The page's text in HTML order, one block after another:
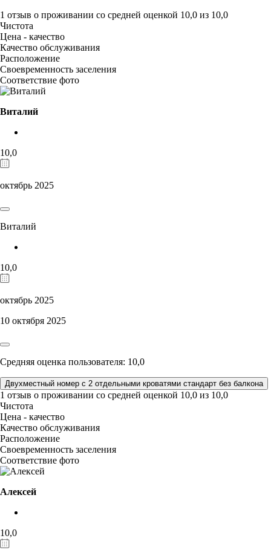
1 отзыв о проживании со средней оценкой 10,0 из 10,0
Чистота
Цена - качество
Качество обслуживания
Расположение
Своевременность заселения
Соответствие фото
Виталий
10,0
октябрь 2025
Виталий
10,0
октябрь 2025
10 октября 2025
Средняя оценка пользователя: 10,0
Двухместный номер с 2 отдельными кроватями стандарт без балкона
1 отзыв о проживании со средней оценкой 10,0 из 10,0
Чистота
Цена - качество
Качество обслуживания
Расположение
Своевременность заселения
Соответствие фото
Алексей
10,0